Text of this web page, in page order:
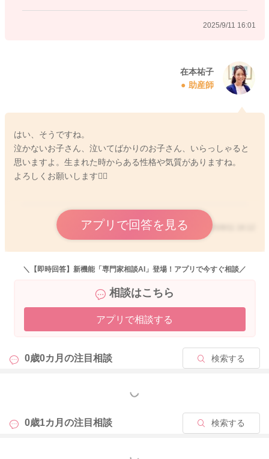
2025/9/11 16:01
在本祐子
助産師
はい、そうですね。
泣かないお子さん、泣いてばかりのお子さん、いらっしゃると
思いますよ。生まれた時からある性格や気質がありますね。
よろしくお願いします🙇‍♂️
アプリで回答を見る 2025/9/11 16:12
＼【即時回答】新機能「専門家相談AI」登場！アプリで今すぐ相談／
相談はこちら
アプリで相談する
0歳0カ月の注目相談 検索する
もっと見る
0歳1カ月の注目相談 検索する